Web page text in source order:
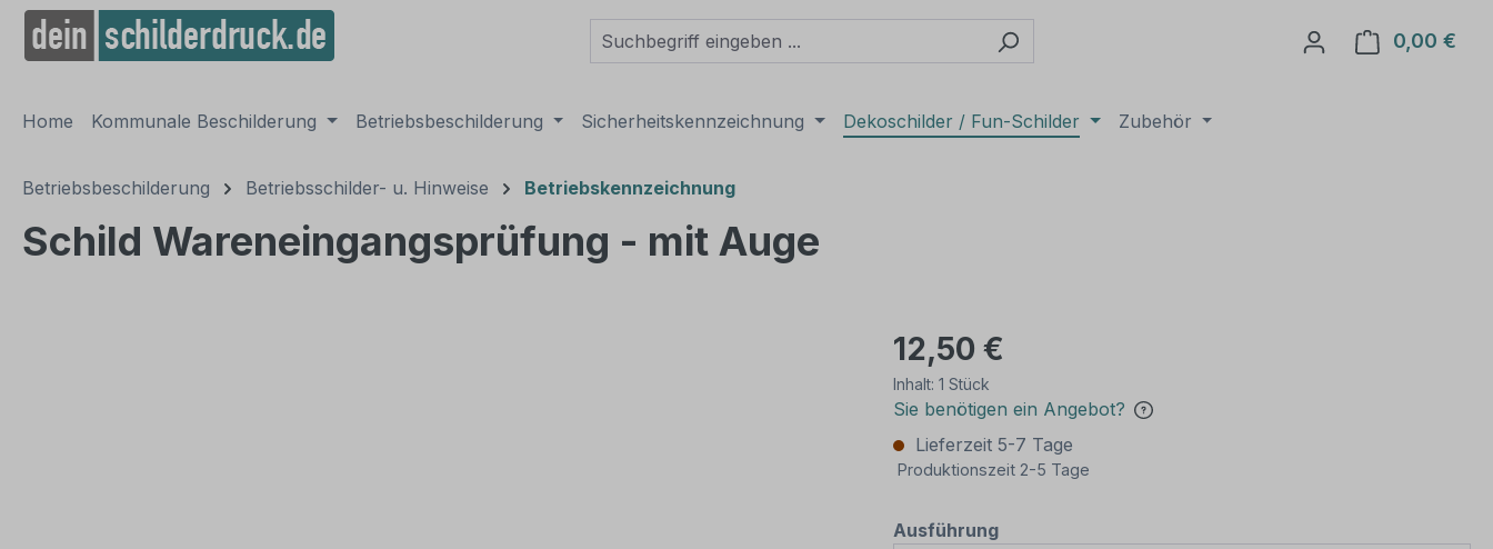
Zur Hauptnavigation springen
0,00 €
Home Kommunale Beschilderung Betriebsbeschilderung Sicherheitskennzeichnung Dekoschilder / Fun-Schilder Zubehör
Betriebsbeschilderung Betriebsschilder- u. Hinweise Betriebskennzeichnung
Schild Wareneingangsprüfung - mit Auge
12,50 €
Inhalt: 1 Stück
Sie benötigen ein Angebot?
Lieferzeit 5-7 Tage
Produktionszeit 2-5 Tage
Ausführungauswählen